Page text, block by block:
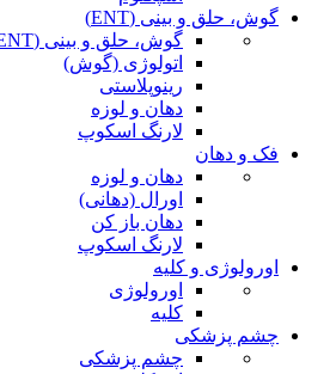
گوش، حلق و بینی (ENT)
گوش، حلق و بینی (ENT)
اتولوژی (گوش)
رینوپلاستی
دهان و لوزه
لارنگ اسکوپ
فک و دهان
دهان و لوزه
اورال (دهانی)
دهان باز کن
لارنگ اسکوپ
اورولوژی و کلیه
اورولوژی
کلیه
چشم پزشکی
چشم پزشکی